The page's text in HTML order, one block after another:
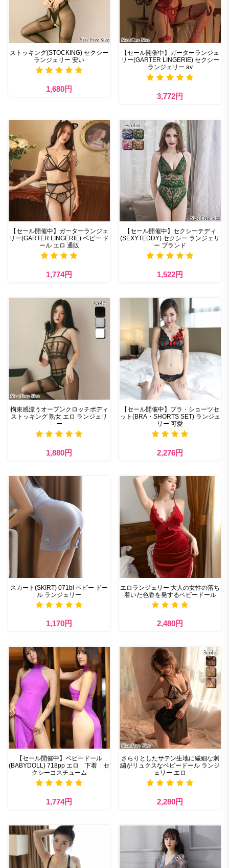
ストッキング(STOCKING) セクシー
ランジェリー 安い
1,680円
【セール開催中】ガーターランジェ
リー(GARTER LINGERIE) セクシー
ランジェリー av
3,772円
【セール開催中】ガーターランジェ
リー(GARTER LINGERIE) ベビー ド
ール エロ 通販
1,774円
【セール開催中】セクシーテディ
(SEXYTEDDY) セクシー ランジェリ
ー ブランド
1,522円
拘束感漂うオープンクロッチボディ
ストッキング 熟女 エロ ランジェリ
ー
1,880円
【セール開催中】ブラ・ショーツセ
ット(BRA・SHORTS SET) ランジェ
リー 可愛
2,276円
スカート(SKIRT) 071bl ベビー ドー
ル ランジェリー
1,170円
エロランジェリー 大人の女性の落ち
着いた色香を発するベビードール
2,480円
【セール開催中】ベビードール
(BABYDOLL) 718pp エロ 下着 セ
クシーコスチューム
1,774円
さらりとしたサテン生地に繊細な刺
繍がリュクスなベビードール ランジ
ェリー エロ
2,280円